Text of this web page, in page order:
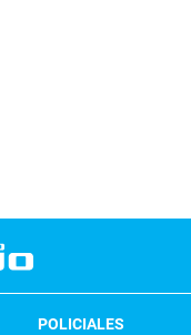
POLICIALES